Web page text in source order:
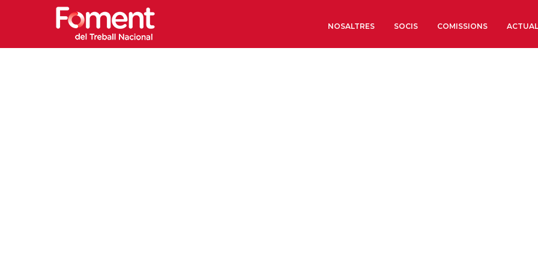
NOSALTRES SOCIS COMISSIONS